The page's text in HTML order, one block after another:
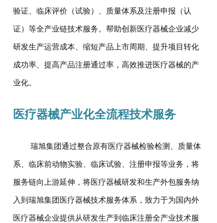
验证、临床评价（试验）、质量体系及注册申报（认
证）等全产业链技术服务。帮助创新医疗器械企业减少
研发生产运营成本、缩短产品上市周期、提升项目转化
成功率、提高产品注册通过率，高效推进医疗器械的产
业化。
医疗器械产业化全流程技术服务
瑞旭集团通过整合原有医疗器械检验检测、质量体
系、临床前动物实验、临床试验、注册申报等业务，将
服务链向上游延伸，将医疗器械研发和生产外包服务纳
入到瑞旭集团医疗器械技术服务体系，致力于为国内外
医疗器械企业提供从研发生产到临床注册全产业技术服